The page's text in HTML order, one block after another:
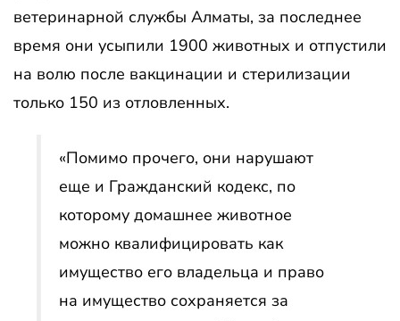
ветеринарной службы Алматы, за последнее
время они усыпили 1900 животных и отпустили
на волю после вакцинации и стерилизации
только 150 из отловленных.
«Помимо прочего, они нарушают
еще и Гражданский кодекс, по
которому домашнее животное
можно квалифицировать как
имущество его владельца и право
на имущество сохраняется за